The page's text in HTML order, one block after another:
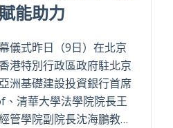
能助力
儀式昨日（9日）在北京
港特別行政區政府駐北京
洲基礎建設投資銀行首席
清華大學法學院院長王
管學院副院長沈海鵬教…